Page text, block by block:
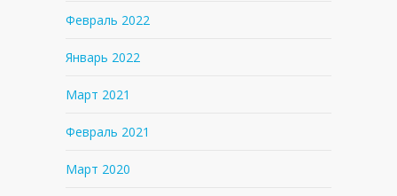
Февраль 2022
Январь 2022
Март 2021
Февраль 2021
Март 2020